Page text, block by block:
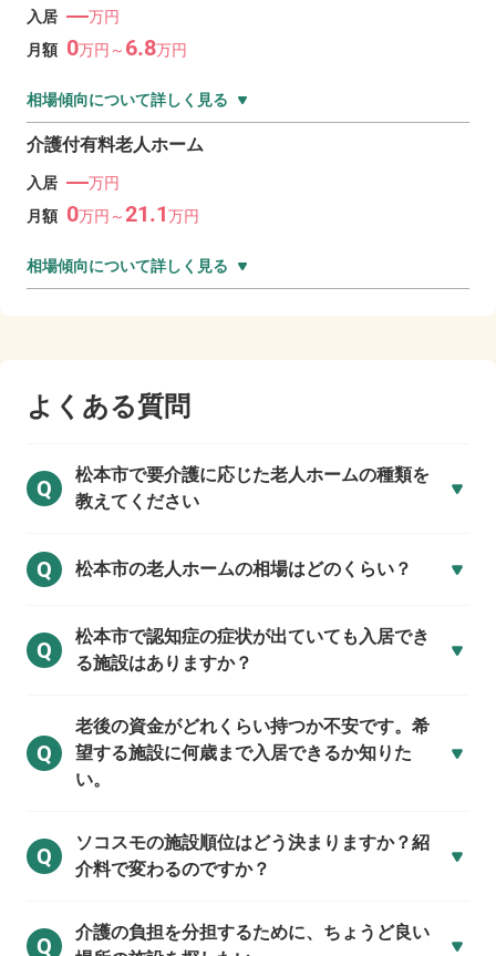
入居 ―万円
月額 0万円～ 6.8万円
相場傾向について詳しく見る
介護付有料老人ホーム
入居 ―万円
月額 0万円～21.1万円
相場傾向について詳しく見る
よくある質問
Q
松本市で要介護に応じた老人ホームの種類を
教えてください
Q 松本市の老人ホームの相場はどのくらい？
Q
松本市で認知症の症状が出ていても入居でき
る施設はありますか？
Q
老後の資金がどれくらい持つか不安です。希
望する施設に何歳まで入居できるか知りた
い。
Q
ソコスモの施設順位はどう決まりますか？紹
介料で変わるのですか？
Q
介護の負担を分担するために、ちょうど良い